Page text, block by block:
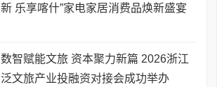
新 乐享喀什”家电家居消费品焕新盛宴
数智赋能文旅 资本聚力新篇 2026浙江
泛文旅产业投融资对接会成功举办